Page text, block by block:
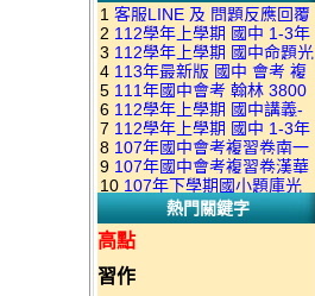
1 客服LINE 及 問題反應回覆
方式 下單後出現訂單編號就
是訂購成功 不會有回覆信
2 112學年上學期 國中 1-3年
級 校用卷 (含南一.康軒.翰林.
全科目.全部卷.含解答)完整版
(2DVD)
3 112學年上學期 國中命題光
碟 康軒版 1-3年級(含108課
綱)(全年級、全領域) 題庫光
碟(不包含：藝文+綜合+健體)
4 113年最新版 國中 會考 複
習卷講義 共18卷(含南一百分
百EZ+南一超會考+康軒麻辣
+康軒會考勝經+康軒易點通
+康軒圖解E點通+漢華大聯盟
+翰林大滿貫+翰林橘子+翰林
Lite輕+翰林主題探索+奇鼎
KO+奇鼎進會考+金安新思維
+金安雙向溝通+金安會考
735+建弘細說.活用+漢華達
5 111年國中會考 翰林 3800
應用題彙編 + 南一 3688 應用
題彙編+南一歷屆試題+康軒
3800+ 應用題彙編 1-3年級 卷
類光碟
6 112學年上學期 國中講義-
題型較難(康軒新挑戰麻辣講
義+翰林超級翰將講義+南一學
習標竿講義) 1-3年級 合輯版
DVD版
7 112學年上學期 國中 1-3年
級 習作解答+課本解答(含康
軒.南一.翰林全版本.全科目)
合輯版 DVD版
8 107年國中會考複習卷南一
版 ( 點線面 )全科目.九科含解
答.合輯正式版
9 107年國中會考複習卷漢華
版 ( 達陣 ) 全科目.八科含解
答.合輯正式版
10 107年下學期國小題庫光
碟-南一版（1～6年級）全科
目合輯版 (三片裝)
熱門關鍵字
高點
習作